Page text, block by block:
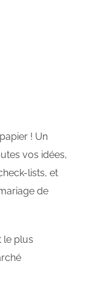
! Un
vos idées,
lists, et
de
le plus